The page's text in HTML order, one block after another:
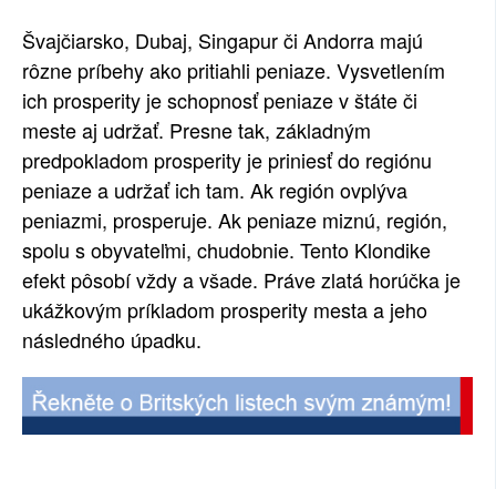
SOCIÁLNÍ SÍTĚ
RUBRIKY
PLNÁ VERZE STRÁNEK
Švajčiarsko, Dubaj, Singapur či Andorra majú
rôzne príbehy ako pritiahli peniaze. Vysvetlením
ich prosperity je schopnosť peniaze v štáte či
meste aj udržať. Presne tak, základným
predpokladom prosperity je priniesť do regiónu
peniaze a udržať ich tam. Ak región ovplýva
peniazmi, prosperuje. Ak peniaze miznú, región,
spolu s obyvateľmi, chudobnie. Tento Klondike
efekt pôsobí vždy a všade. Práve zlatá horúčka je
ukážkovým príkladom prosperity mesta a jeho
následného úpadku.